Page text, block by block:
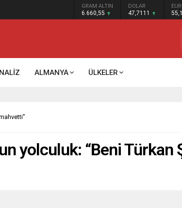
GRAM ALTIN
6.660,55
DOLAR
47,7111
ALMANYA ÜLKELER
yolculuk: “Beni Türkan